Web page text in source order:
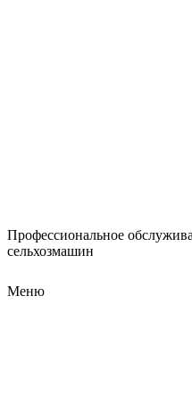
Профессиональное
сельхозмашин
Меню